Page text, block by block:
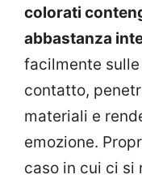
colorati
abbastanza
facilmente
contatto,
materiali e
emozione.
caso in cui ci si